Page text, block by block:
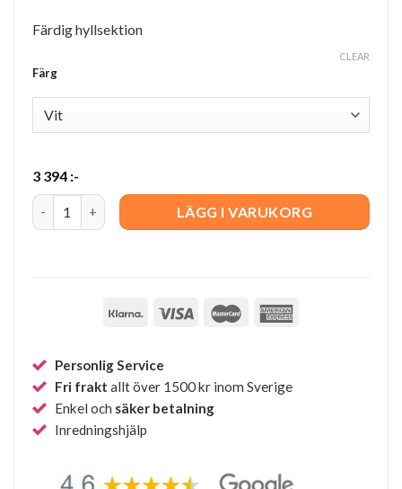
Färdig hyllsektion
Färg
CLEAR
3 394 :-
String Kök E quantity LÄGG I VARUKORG
Personlig Service
Fri frakt allt över 1500 kr inom Sverige
Enkel och säker betalning
Inredningshjälp